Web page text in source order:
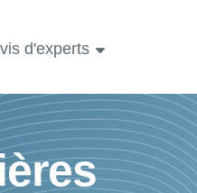
d'experts